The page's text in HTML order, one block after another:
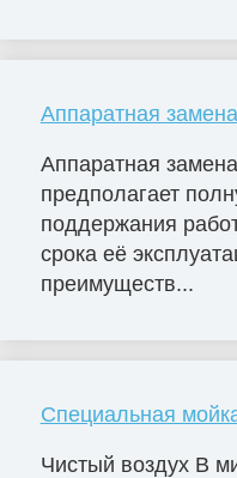
Аппаратная
Аппаратная
предполагает
поддержания
срока её
преимуществ...
Специальная
Чистый воздух В